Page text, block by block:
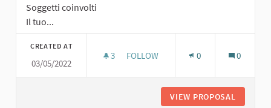
Soggetti coinvolti
Il tuo...
CREATED AT
03/05/2022
3 3 FOLLOWERS
FOLLOW 0 0
VIEW PROPOSAL